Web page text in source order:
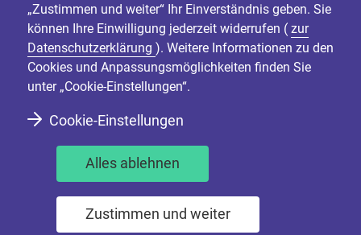
„Zustimmen und weiter“ Ihr Einverständnis geben. Sie
können Ihre Einwilligung jederzeit widerrufen ( zur
Datenschutzerklärung ). Weitere Informationen zu den
Cookies und Anpassungsmöglichkeiten finden Sie
unter „Cookie-Einstellungen“.
Cookie-Einstellungen
Alles ablehnen
Zustimmen und weiter